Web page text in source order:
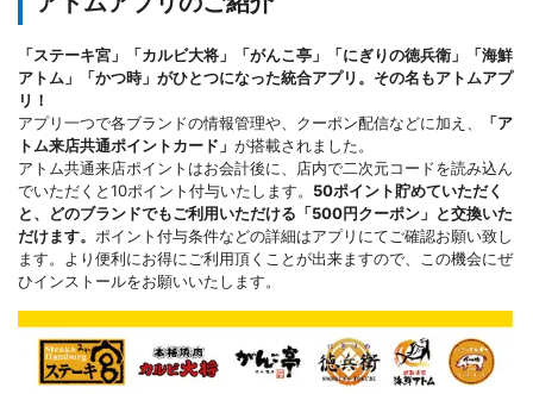
「ステーキ宮」「カルビ大将」「がんこ亭」「にぎりの徳兵衛」「海鮮
アトム」「かつ時」がひとつになった統合アプリ。その名もアトムアプ
リ！
アプリ一つで各ブランドの情報管理や、クーポン配信などに加え、
「ア
トム来店共通ポイントカード」 が搭載されました。
アトム共通来店ポイントはお会計後に、店内で二次元コードを読み込ん
でいただくと10ポイント付与いたします。 50ポイント貯めていただく
と、どのブランドでもご利用いただける「500円クーポン」と交換いた
だけます。 ポイント付与条件などの詳細はアプリにてご確認お願い致し
ます。より便利にお得にご利用頂くことが出来ますので、この機会にぜ
ひインストールをお願いいたします。